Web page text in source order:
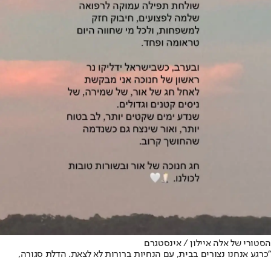
הסטורי של אלה איילון / אינסטגרם
"כרגע אנחנו נצורים בבית, עם הנחיות ברורות לא לצאת. הדלת סגורה,